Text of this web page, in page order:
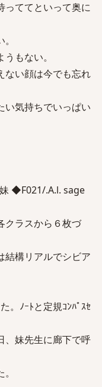
っててといって奥に
もない。
ない顔は今でも忘れ
い気持ちでいっぱい
◆F021/.A.l. sage
クラスから６枚づ
結構リアルでシビア
。ﾉｰﾄと定規ｺﾝﾊﾟｽｾ
、妹先生に廊下で呼